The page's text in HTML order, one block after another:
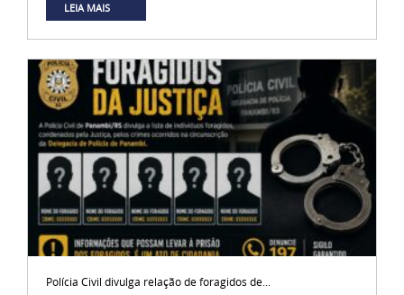
LEIA MAIS
Polícia Civil divulga relação de foragidos de...